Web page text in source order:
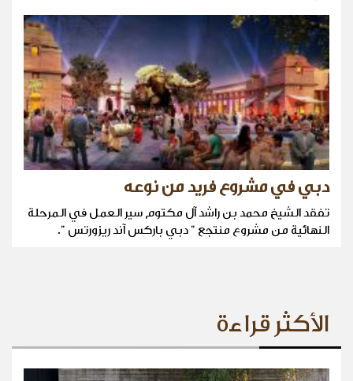
دبي في مشروع فريد من نوعه
تفقد الشيخ محمد بن راشد آل مكتوم سير العمل في المرحلة
النهائية من مشروع منتجع " دبي باركس آند ريزورتس ".
الأكثر قراءة